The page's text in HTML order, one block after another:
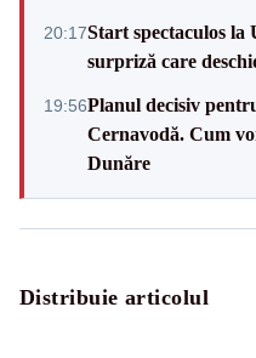
20:17Start spectaculos
surpriză care
19:56Planul decisiv
Cernavodă. Cum
Dunăre
Distribuie articolul